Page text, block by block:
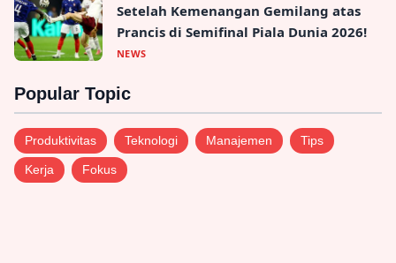
Setelah Kemenangan Gemilang atas
Prancis di Semifinal Piala Dunia 2026!
NEWS
Popular Topic
Produktivitas Teknologi Manajemen Tips
Kerja Fokus